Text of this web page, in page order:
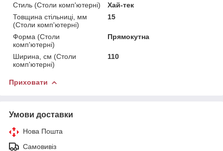
Стиль (Столи комп'ютерні)
Хай-тек
Товщина стільниці, мм
(Столи комп'ютерні)
15
Форма (Столи
комп'ютерні)
Прямокутна
Ширина, см (Столи
комп'ютерні)
110
Приховати
Умови доставки
Нова Пошта
Самовивіз